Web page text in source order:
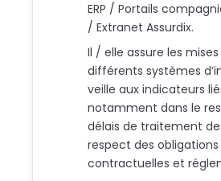
ERP / Portails
/ Extranet Assurdix.
Il / elle assure les
différents systèmes
veille aux indicateurs
notamment dans le
délais de traitement
respect des obligations
contractuelles et